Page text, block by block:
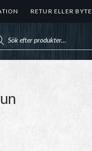
RETUR ELLER BYTE